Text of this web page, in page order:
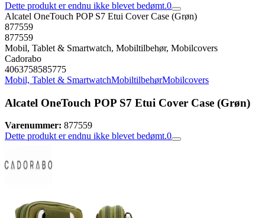
Dette produkt er endnu ikke blevet bedømt.0
Alcatel OneTouch POP S7 Etui Cover Case (Grøn)
877559
877559
Mobil, Tablet & Smartwatch, Mobiltilbehør, Mobilcovers
Cadorabo
4063758585775
Mobil, Tablet & SmartwatchMobiltilbehørMobilcovers
Alcatel OneTouch POP S7 Etui Cover Case (Grøn)
Varenummer: 877559
Dette produkt er endnu ikke blevet bedømt.0